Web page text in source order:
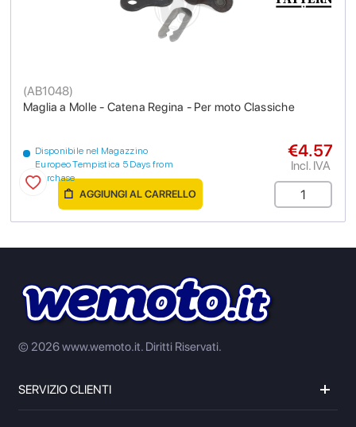
Maglia a Molle - Catena Regina - Per moto Classiche
(AB1048)
Disponibile nel Magazzino
Europeo Tempistica 5 Days from
purchase
€4.57
Incl. IVA
AGGIUNGI AL CARRELLO
© 2026 www.wemoto.it. Diritti Riservati.
SERVIZIO CLIENTI